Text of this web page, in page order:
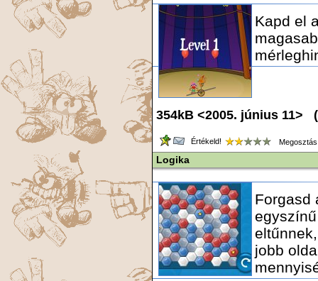
Kapd el
354kB <2005. június 11> (
Értékeld!
Logika
Forgasd
jobb